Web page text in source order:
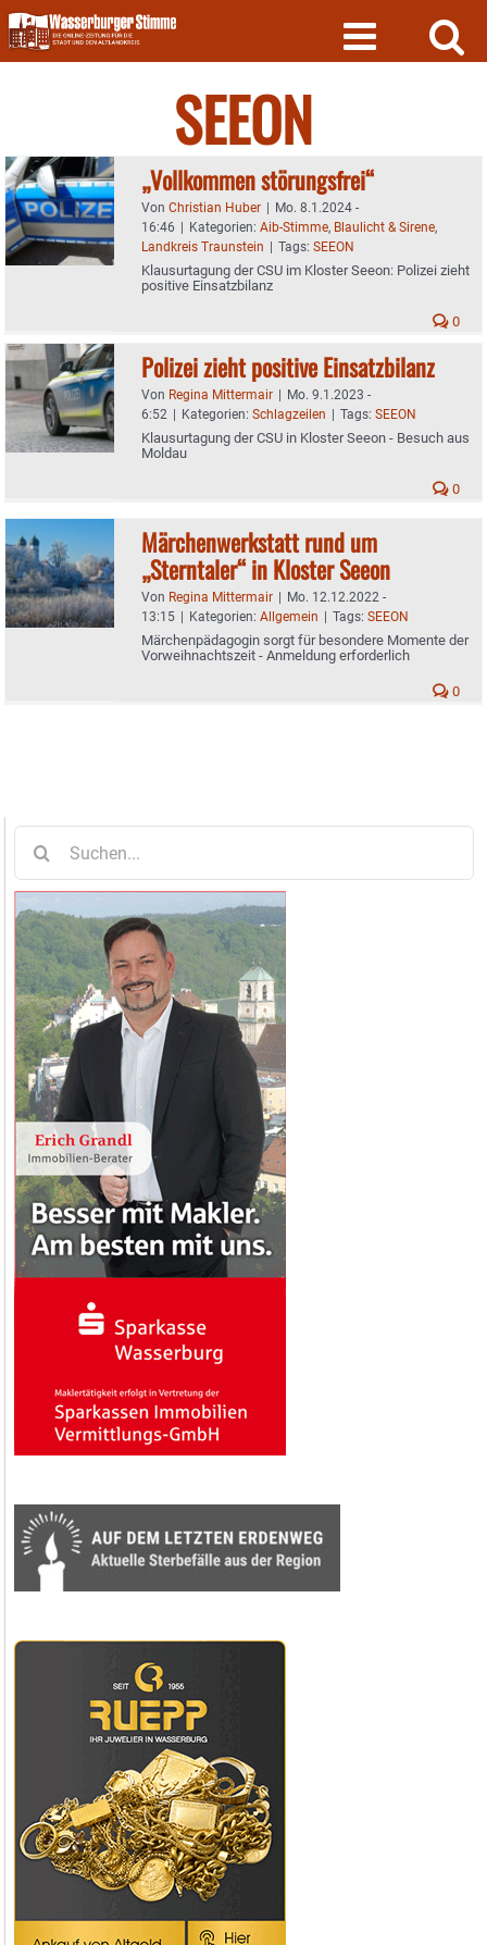
Skip
to
content
SEEON
„Vollkommen störungsfrei“
Von Christian Huber | Mo. 8.1.2024 -
16:46 | Kategorien: Aib-Stimme, Blaulicht & Sirene,
Landkreis Traunstein | Tags: SEEON
Klausurtagung der CSU im Kloster Seeon: Polizei zieht
positive Einsatzbilanz
0
Polizei zieht positive Einsatzbilanz
Von Regina Mittermair | Mo. 9.1.2023 -
6:52 | Kategorien: Schlagzeilen | Tags: SEEON
Klausurtagung der CSU in Kloster Seeon - Besuch aus
Moldau
0
Märchenwerkstatt rund um
„Sterntaler“ in Kloster Seeon
Von Regina Mittermair | Mo. 12.12.2022 -
13:15 | Kategorien: Allgemein | Tags: SEEON
Märchenpädagogin sorgt für besondere Momente der
Vorweihnachtszeit - Anmeldung erforderlich
0
nach: